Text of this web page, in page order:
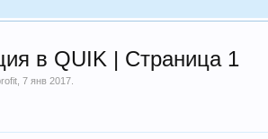
в QUIK | Страница 1
,7 янв 2017